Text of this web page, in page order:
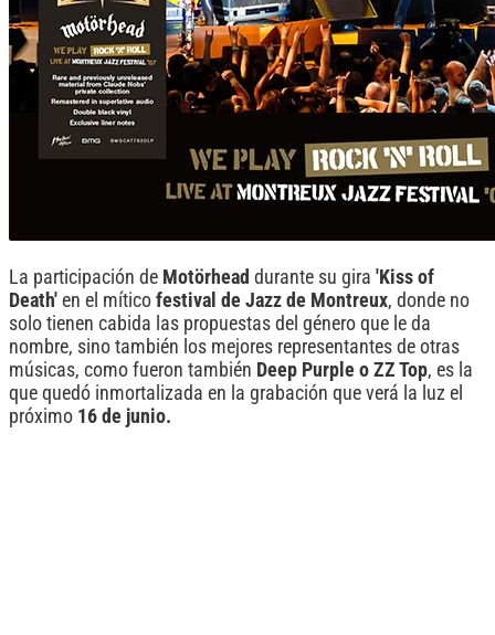
La participación de Motörhead durante su gira 'Kiss of
Death' en el mítico festival de Jazz de Montreux, donde no
solo tienen cabida las propuestas del género que le da
nombre, sino también los mejores representantes de otras
músicas, como fueron también Deep Purple o ZZ Top, es la
que quedó inmortalizada en la grabación que verá la luz el
próximo 16 de junio.